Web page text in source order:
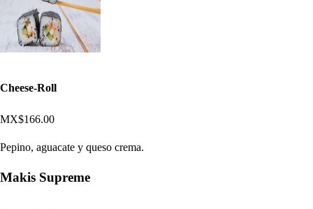
Cheese-Roll
MX$166.00
Pepino, aguacate y queso crema.
Makis Supreme